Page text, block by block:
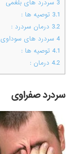
3 سردرد های بلغمی
3.1 توصیه ها :
3.2 درمان سردرد :
4 سردرد های سوداوی
4.1 توصیه ها :
4.2 درمان :
سردرد صفراوی